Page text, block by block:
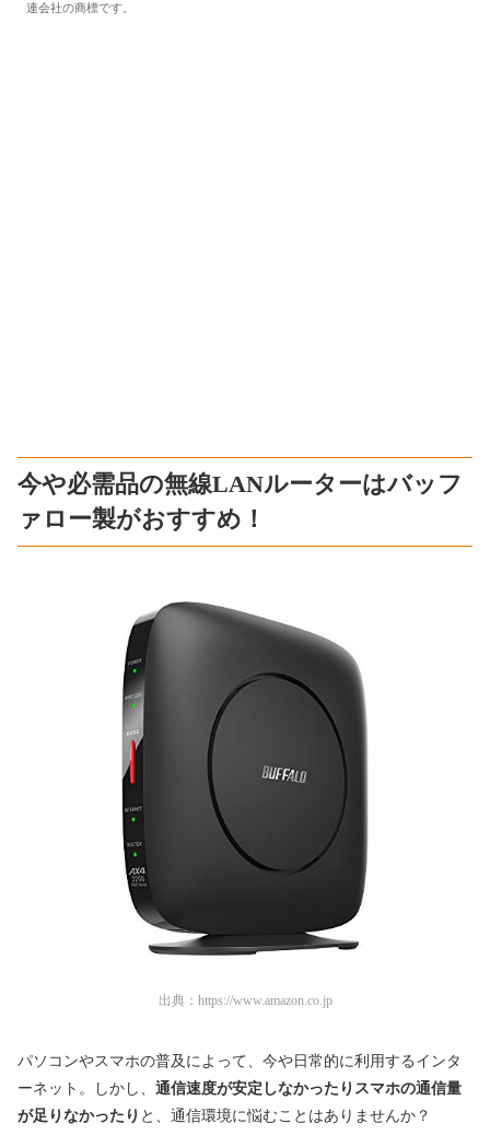
連会社の商標です。
今や必需品の無線LANルーターはバッフ
ァロー製がおすすめ！
出典： https://www.amazon.co.jp
パソコンやスマホの普及によって、今や日常的に利用するインタ
ーネット。しかし、 通信速度が安定しなかったりスマホの通信量
が足りなかったり と、通信環境に悩むことはありませんか？